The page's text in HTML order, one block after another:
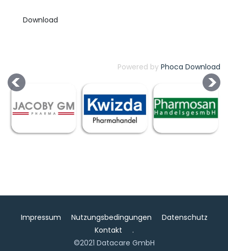
Powered by Phoca Download
Impressum Nutzungsbedingungen
Datenschutz
Kontakt
.
©2021 Datacare GmbH